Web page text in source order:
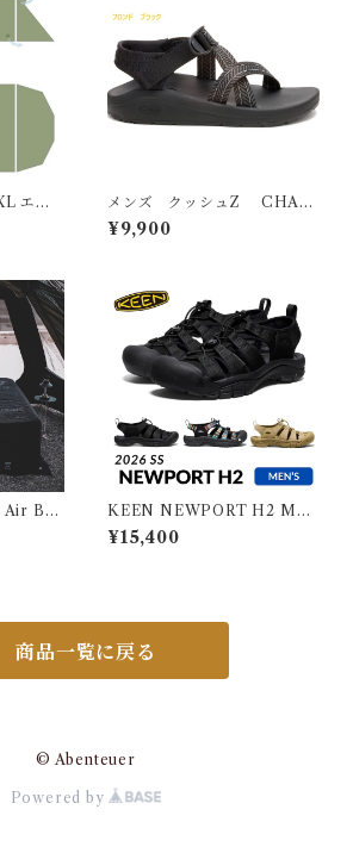
エク
カ
メンズ クッシュZ CHAC
O
¥9,900
Bed
KEEN NEWPORT H2 ME
N キーン ニューポート エイチ
ツー メンズ
¥15,400
商品一覧に戻る
© Abenteuer
Powered by